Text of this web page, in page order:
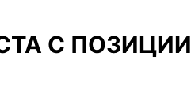
С ПОЗИЦИИ